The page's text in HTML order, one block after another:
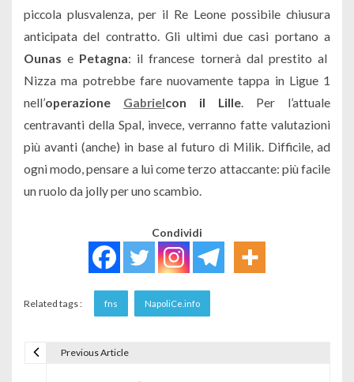
piccola plusvalenza, per il Re Leone possibile chiusura
anticipata del contratto. Gli ultimi due casi portano a
Ounas e Petagna: il francese tornerà dal prestito al
Nizza ma potrebbe fare nuovamente tappa in Ligue 1
nell’operazione Gabrielcon il Lille . Per l’attuale
centravanti della Spal, invece, verranno fatte valutazioni
più avanti (anche) in base al futuro di Milik. Difficile, ad
ogni modo, pensare a lui come terzo attaccante: più facile
un ruolo da jolly per uno scambio.
Condividi
Related tags : fns NapoliCe.info
Previous Article